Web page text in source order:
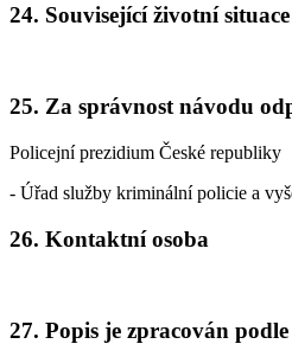
24. Související životní
25. Za správnost návodu
Policejní prezidium České republiky
- Úřad služby kriminální policie a
26. Kontaktní osoba
27. Popis je zpracován